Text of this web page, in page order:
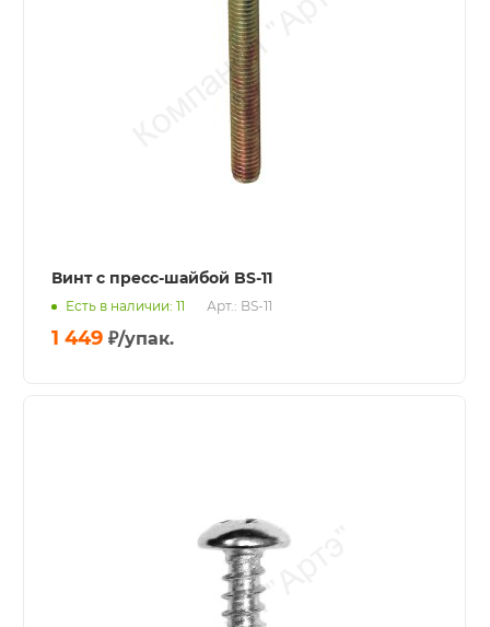
Винт с пресс-шайбой BS-11
Есть в наличии: 11 Арт.: BS-11
1 449 ₽/упак.